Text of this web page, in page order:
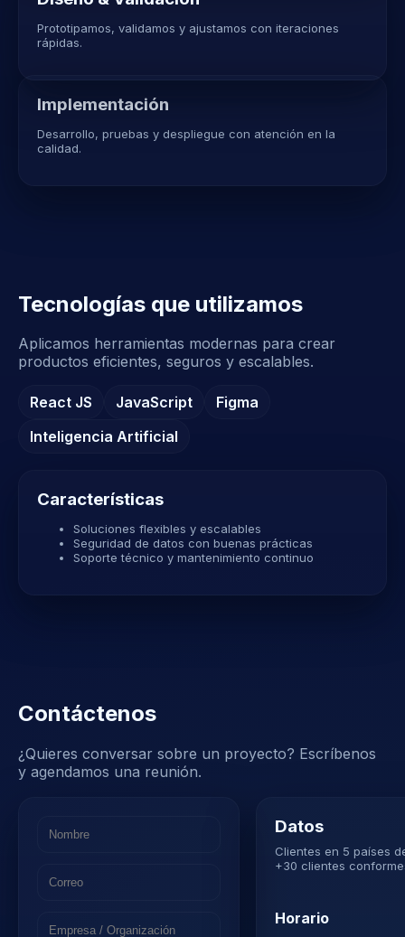
Prototipamos, validamos y ajustamos con iteraciones
rápidas.
Implementación
Desarrollo, pruebas y despliegue con atención en la
calidad.
Tecnologías que utilizamos
Aplicamos herramientas modernas para crear
productos eficientes, seguros y escalables.
React JS JavaScript
Figma
Inteligencia Artificial
Características
Soluciones flexibles y escalables
Seguridad de datos con buenas prácticas
Soporte técnico y mantenimiento continuo
Contáctenos
¿Quieres conversar sobre un proyecto? Escríbenos
y agendamos una reunión.
Datos
Clientes en 5 países
+30 clientes
Horario